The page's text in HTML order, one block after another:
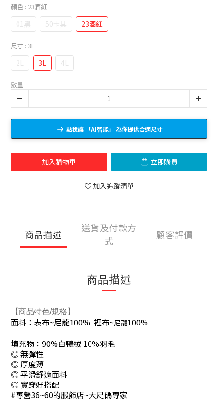
顏色 : 23酒紅
01黑 50卡其 23酒紅
尺寸 : 3L
2L 3L 4L
數量
點我讓 「AI智能」 為你提供合適尺寸
加入購物車 立即購買
加入追蹤清單
商品描述
送貨及付款方
式
顧客評價
商品描述
【商品特色/規格】
面料：表布~尼龍100% 裡布~尼龍100%
填充物：90%白鴨絨 10%羽毛
◎ 無彈性
◎ 厚度薄
◎ 平滑舒適面料
◎ 實穿好搭配
#專營36~60的服飾店~大尺碼專家